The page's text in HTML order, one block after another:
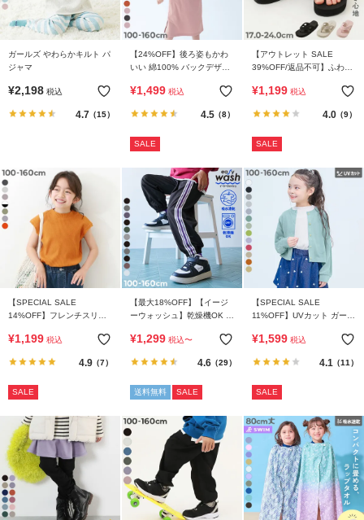
ガールズ やわらかキルト パ
ジャマ
¥2,198 税込
4.7（15）
【24%OFF】後ろ姿もかわ
いい 綿100% バックデザイ
¥1,499 税込
4.5（8）
SALE
【アウトレット SALE
39%OFF/返品不可】ふわも
サンダル
¥1,199 税込
4.0（9）
SALE
【SPECIAL SALE
14%OFF】フレンチスリー
¥1,199 税込
4.9（7）
SALE
【最大18%OFF】【イージ
ーウォッシュ】乾燥機OK え
ンツ
¥1,299 税込〜
4.6（29）
送料無料 SALE
【SPECIAL SALE
11%OFF】UVカット ガール
ン
¥1,599 税込
4.1 （11）
SALE